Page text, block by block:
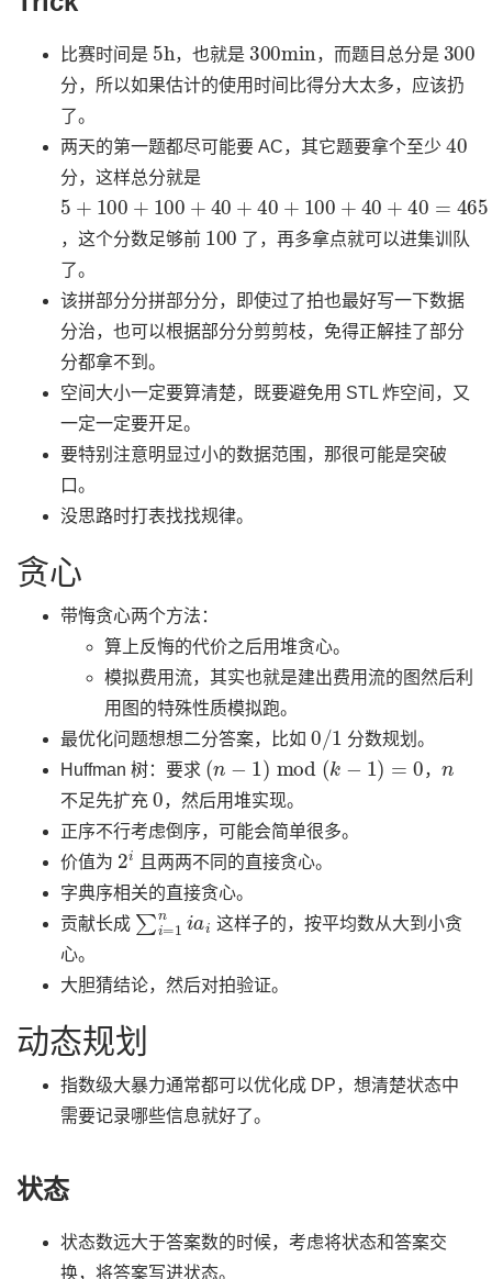
比赛时间是
5h
，也就是
300 min
，而题目总分是
300
分，所以如果估计的使用时间比得分大太多，应该扔
了。
两天的第一题都尽可能要 AC，其它题要拿个至少
40
分，这样总分就是
5 100+ 100+40 +40 100 40+ =465
，这个分数足够前
100
了，再多拿点就可以进集训队
了。
该拼部分分拼部分分，即使过了拍也最好写一下数据
分治，也可以根据部分分剪剪枝，免得正解挂了部分
分都拿不到。
空间大小一定要算清楚，既要避免用 STL 炸空间，又
一定一定要开足。
要特别注意明显过小的数据范围，那很可能是突破
口。
没思路时打表找找规律。
贪心
带悔贪心两个方法：
算上反悔的代价之后用堆贪心。
模拟费用流，其实也就是建出费用流的图然后利
用图的特殊性质模拟跑。
最优化问题想想二分答案，比如
0 1
分数规划。
Huffman 树：要求
( )mod k −1 0
，
不足先扩充
0
，然后用堆实现。
正序不行考虑倒序，可能会简单很多。
价值为
2i
且两两不同的直接贪心。
字典序相关的直接贪心。
贡献长成
∑i= ni
这样子的，按平均数从大到小贪
心。
大胆猜结论，然后对拍验证。
动态规划
指数级大暴力通常都可以优化成 DP，想清楚状态中
需要记录哪些信息就好了。
状态
状态数远大于答案数的时候，考虑将状态和答案交
换，将答案写进状态。